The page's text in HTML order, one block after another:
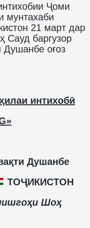
Ҷоми
мунтахаби
21 март дар
Сауд баргузор
Душанбе оғоз
интихобӣ
Душанбе
ТОҶИКИСТОН
Шоҳ